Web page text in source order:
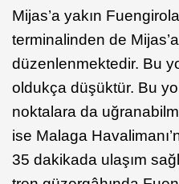
Mijas’a yakın
terminalinden de
düzenlenmektedir. Bu
oldukça düşüktür. Bu
noktalara da
ise Malaga
35 dakikada ulaşım